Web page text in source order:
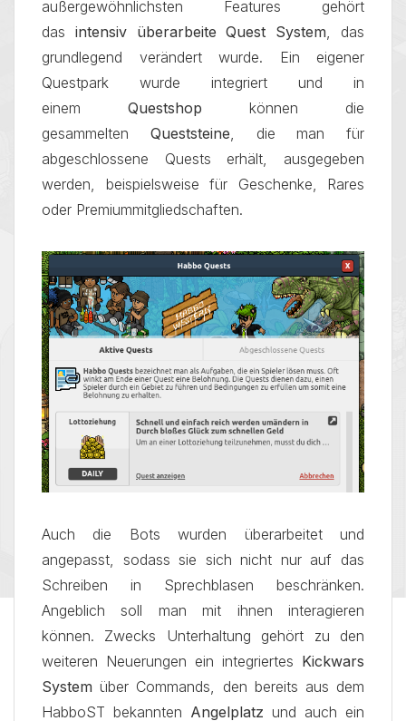
außergewöhnlichsten Features gehört
das intensiv überarbeite Quest System, das
grundlegend verändert wurde. Ein eigener
Questpark wurde integriert und in
einem Questshop können die
gesammelten Queststeine, die man für
abgeschlossene Quests erhält, ausgegeben
werden, beispielsweise für Geschenke, Rares
oder Premiummitgliedschaften.
Auch die Bots wurden überarbeitet und
angepasst, sodass sie sich nicht nur auf das
Schreiben in Sprechblasen beschränken.
Angeblich soll man mit ihnen interagieren
können. Zwecks Unterhaltung gehört zu den
weiteren Neuerungen ein integriertes Kickwars
System über Commands, den bereits aus dem
HabboST bekannten Angelplatz und auch ein